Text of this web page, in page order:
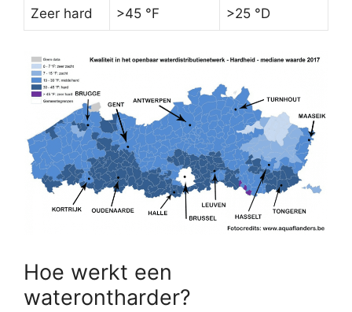
Zeer hard >45 °F >25 °D
Hoe werkt een
waterontharder?